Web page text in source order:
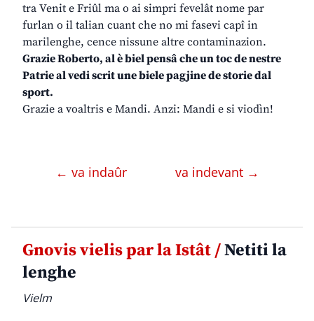
tra Venit e Friûl ma o ai simpri fevelât nome par
furlan o il talian cuant che no mi fasevi capî in
marilenghe, cence nissune altre contaminazion.
Grazie Roberto, al è biel pensâ che un toc de nestre
Patrie al vedi scrit une biele pagjine de storie dal
sport.
Grazie a voaltris e Mandi. Anzi: Mandi e si viodìn!
← va indaûr va indevant →
Gnovis vielis par la Istât /Netiti la
lenghe
Vielm